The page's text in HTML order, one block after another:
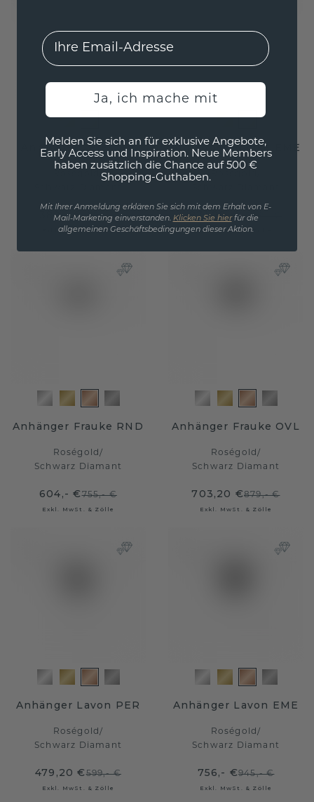
Anhänger Celeste 1
/
380,- €475,- €
Exkl. MwSt. & Zölle
Anhänger Frauke EME
871,20 €1.089,- €
Exkl. MwSt. & Zölle
Anhänger Frauke RND
Roségold/
Schwarz Diamant
604,- €755,- €
Exkl. MwSt. & Zölle
Anhänger Frauke OVL
Roségold/
Schwarz Diamant
703,20 €879,- €
Exkl. MwSt. & Zölle
Anhänger Lavon PER
Roségold/
Schwarz Diamant
479,20 €599,- €
Exkl. MwSt. & Zölle
Anhänger Lavon EME
Roségold/
Schwarz Diamant
756,- €945,- €
Exkl. MwSt. & Zölle
EMail
Ja, ich mache mit
Melden Sie sich an für exklusive Angebote,
Early Access und Inspiration. Neue Members
haben zusätzlich die Chance auf 500 €
Shopping-Guthaben.
Mit Ihrer Anmeldung erklären Sie sich mit dem Erhalt von E-
Mail-Marketing einverstanden. Klicken Sie hierfür die
allgemeinen Geschäftsbedingungen dieser Aktion.